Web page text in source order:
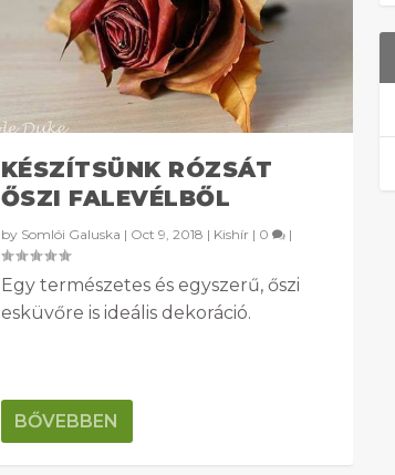
KÉSZÍTSÜNK RÓZSÁT
ŐSZI FALEVÉLBŐL
by Somlói Galuska | Oct 9, 2018 | Kishír| 0 |
Egy természetes és egyszerű, őszi
esküvőre is ideális dekoráció.
BŐVEBBEN